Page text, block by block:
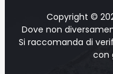
Copyright ©
Dove non
Si raccomanda di
con